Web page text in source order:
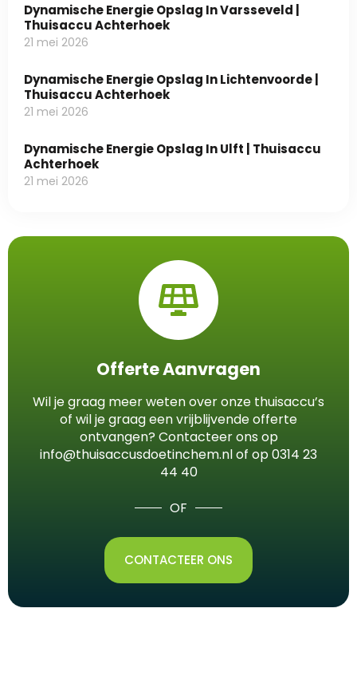
Dynamische Energie Opslag In Varsseveld |
Thuisaccu Achterhoek
21 mei 2026
Dynamische Energie Opslag In Lichtenvoorde |
Thuisaccu Achterhoek
21 mei 2026
Dynamische Energie Opslag In Ulft | Thuisaccu
Achterhoek
21 mei 2026
Offerte Aanvragen
Wil je graag meer weten over onze thuisaccu’s
of wil je graag een vrijblijvende offerte
ontvangen? Contacteer ons op
info@thuisaccusdoetinchem.nl of op 0314 23
44 40
OF
CONTACTEER ONS